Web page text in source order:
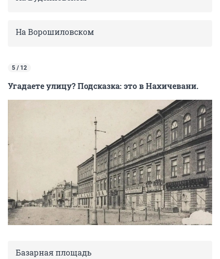
На Ворошиловском
5 / 12
Угадаете улицу? Подсказка: это в Нахичевани.
Базарная площадь